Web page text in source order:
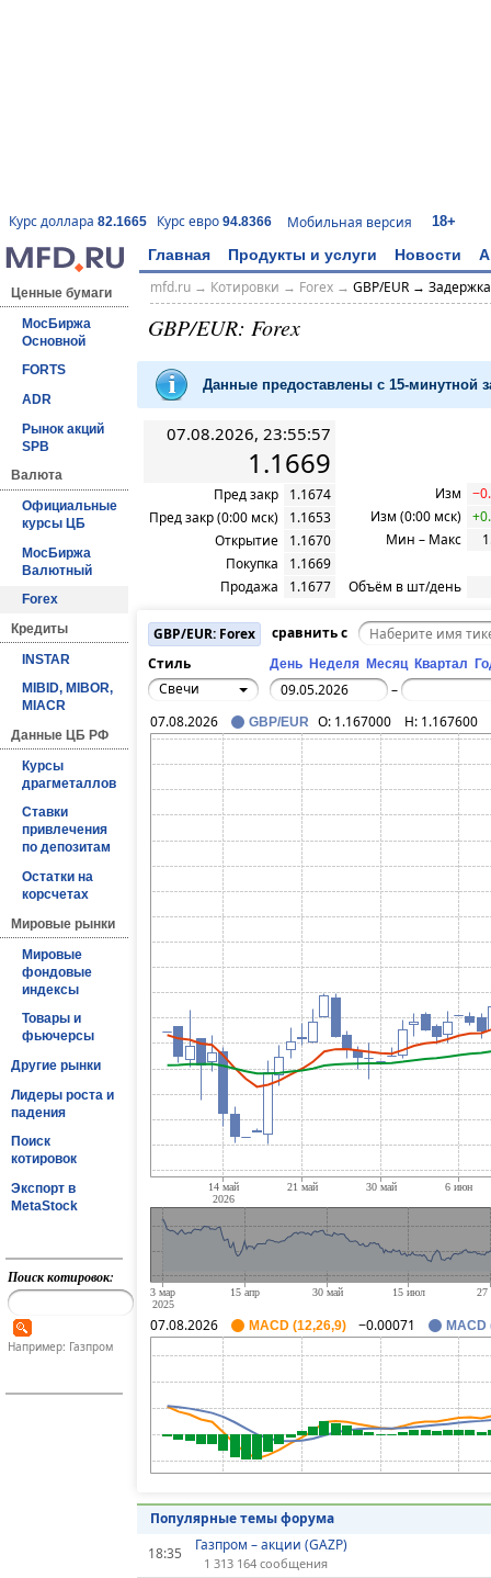
Курс доллара 82.1665 Курс евро 94.8366 Мобильная версия 18+
Главная Продукты и услуги Новости
Ценные бумаги
МосБиржа
Основной
FORTS
ADR
Рынок акций
SPB
Валюта
Официальные
курсы ЦБ
МосБиржа
Валютный
Forex
Кредиты
INSTAR
MIBID, MIBOR,
MIACR
Данные ЦБ РФ
Курсы
драгметаллов
Ставки
привлечения
по депозитам
Остатки на
корсчетах
Мировые рынки
Мировые
фондовые
индексы
Товары и
фьючерсы
Другие рынки
Лидеры роста и
падения
Поиск
котировок
Экспорт в
MetaStock
Поиск котировок:
Например: Газпром
mfd.ru→ Котировки → Forex→ GBP/EUR →
GBP/EUR: Forex
Данные предоставлены с 15-минутной
07.08.2026, 23:55:57
1.1669
Пред закр
1.1674
Пред закр (0:00 мск)
1.1653
Открытие
1.1670
Покупка
1.1669
Продажа
1.1677
Изм
Изм (0:00 мск)
Мин – Макс
Объём в шт/день
GBP/EUR: Forex
сравнить с
Стиль
День Неделя Месяц Квартал
Свечи
–
07.08.2026
GBP/EUR O: 1.167000 H: 1.167600
07.08.2026 MACD (12,26,9) −0.00071 MACD
Популярные темы форума
18:35
Газпром – акции (GAZP)
1 313 164 сообщения